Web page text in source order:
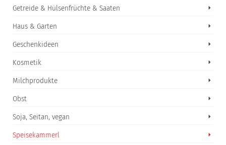
Getreide & Hülsenfrüchte & Saaten
Haus & Garten
Geschenkideen
Kosmetik
Milchprodukte
Obst
Soja, Seitan, vegan
Speisekammerl